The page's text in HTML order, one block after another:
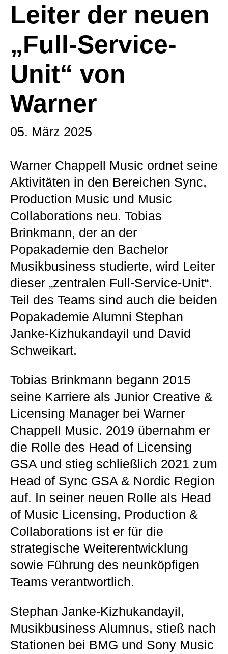
Leiter der neuen
„Full-Service-
Unit“ von
Warner
05. März 2025
Warner Chappell Music ordnet seine
Aktivitäten in den Bereichen Sync,
Production Music und Music
Collaborations neu. Tobias
Brinkmann, der an der
Popakademie den Bachelor
Musikbusiness studierte, wird Leiter
dieser „zentralen Full-Service-Unit“.
Teil des Teams sind auch die beiden
Popakademie Alumni Stephan
Janke-Kizhukandayil und David
Schweikart.
Tobias Brinkmann begann 2015
seine Karriere als Junior Creative &
Licensing Manager bei Warner
Chappell Music. 2019 übernahm er
die Rolle des Head of Licensing
GSA und stieg schließlich 2021 zum
Head of Sync GSA & Nordic Region
auf. In seiner neuen Rolle als Head
of Music Licensing, Production &
Collaborations ist er für die
strategische Weiterentwicklung
sowie Führung des neunköpfigen
Teams verantwortlich.
Stephan Janke-Kizhukandayil,
Musikbusiness Alumnus, stieß nach
Stationen bei BMG und Sony Music